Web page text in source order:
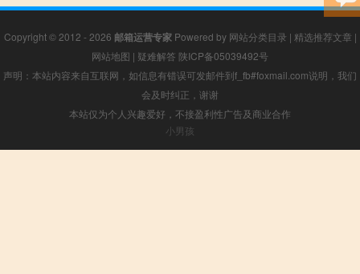
Copyright © 2012 - 2026 邮箱运营专家Powered by 网站分类目录 | 精选推荐文章 |
网站地图 | 疑难解答 陕ICP备05039492号
声明：本站内容来自互联网，如信息有错误可发邮件到f_fb#foxmail.com说明，我们
会及时纠正，谢谢
本站仅为个人兴趣爱好，不接盈利性广告及商业合作
小男孩